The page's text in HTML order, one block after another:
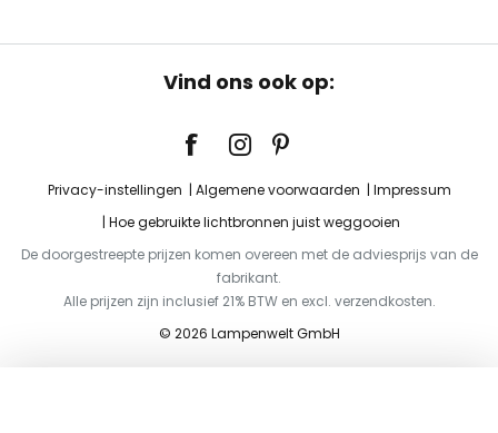
Vind ons ook op:
Privacy-instellingen Algemene voorwaarden
Impressum
Hoe gebruikte lichtbronnen juist weggooien
De doorgestreepte prijzen komen overeen met de adviesprijs van de
fabrikant.
Alle prijzen zijn inclusief 21% BTW en excl. verzendkosten.
© 2026 Lampenwelt GmbH